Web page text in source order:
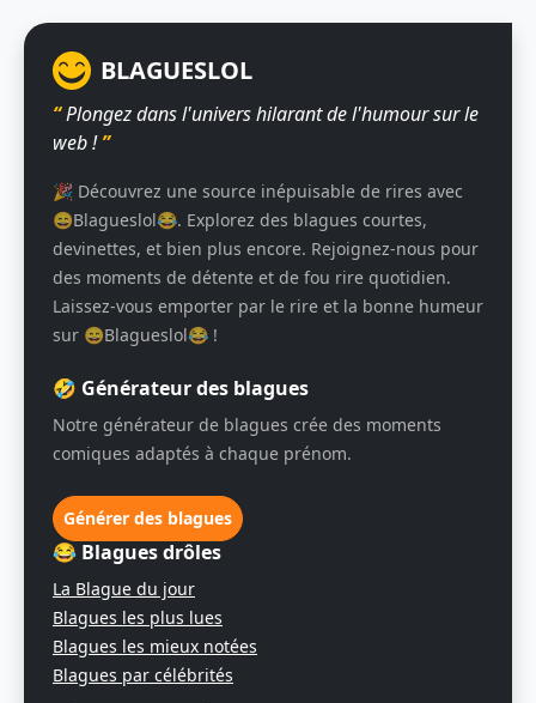
BLAGUESLOL
“Plongez dans l'univers hilarant de l'humour sur le
web !”
🎉 Découvrez une source inépuisable de rires avec
😄Blagueslol😂. Explorez des blagues courtes,
devinettes, et bien plus encore. Rejoignez-nous pour
des moments de détente et de fou rire quotidien.
Laissez-vous emporter par le rire et la bonne humeur
sur 😄Blagueslol😂 !
🤣 Générateur des blagues
Notre générateur de blagues crée des moments
comiques adaptés à chaque prénom.
Générer des blagues
😂 Blagues drôles
La Blague du jour
Blagues les plus lues
Blagues les mieux notées
Blagues par célébrités